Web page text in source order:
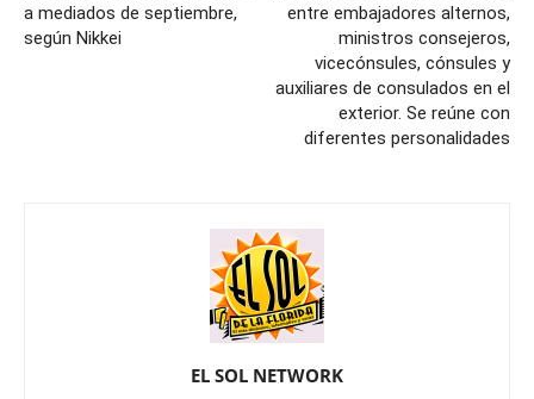
a mediados de septiembre,
según Nikkei
entre embajadores alternos,
ministros consejeros,
vicecónsules, cónsules y
auxiliares de consulados en el
exterior. Se reúne con
diferentes personalidades
EL SOL NETWORK